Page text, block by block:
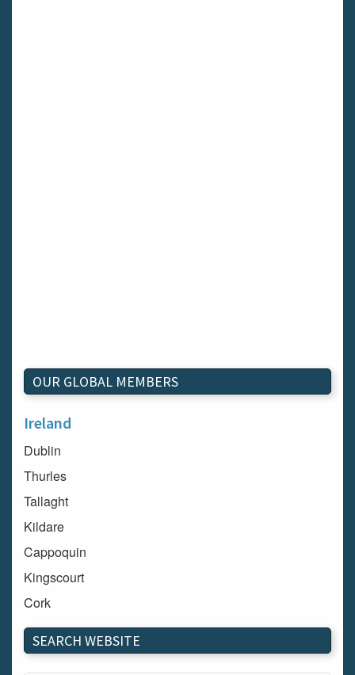
OUR GLOBAL MEMBERS
Ireland
Dublin
Thurles
Tallaght
Kildare
Cappoquin
Kingscourt
Cork
Dundalk
Carlow
SEARCH WEBSITE